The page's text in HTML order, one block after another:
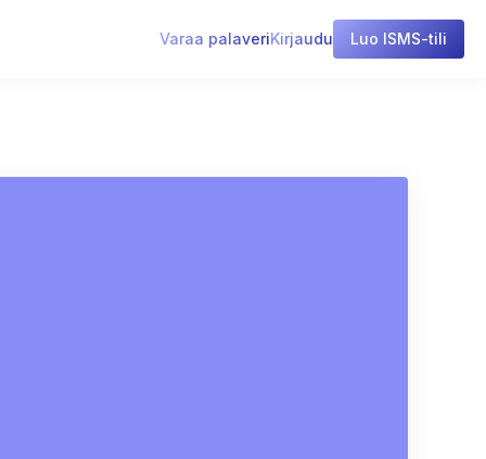
Varaa palaveriKirjaudu Luo ISMS-tili